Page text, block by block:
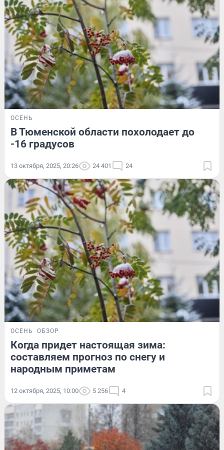
ОСЕНЬ
В Тюменской области похолодает до
-16 градусов
13 октября, 2025, 20:26 24 401 24
ОСЕНЬ ОБЗОР
Когда придет настоящая зима:
составляем прогноз по снегу и
народным приметам
12 октября, 2025, 10:00 5 256 4